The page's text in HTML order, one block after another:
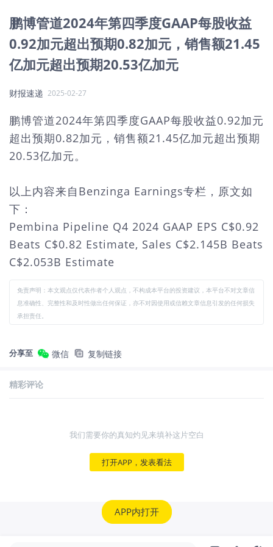
鹏博管道2024年第四季度GAAP每股收益
0.92加元超出预期0.82加元，销售额21.45
亿加元超出预期20.53亿加元
财报速递 2025-02-27
鹏博管道2024年第四季度GAAP每股收益0.92加元
超出预期0.82加元，销售额21.45亿加元超出预期
20.53亿加元。
以上内容来自Benzinga Earnings专栏，原文如
下：
Pembina Pipeline Q4 2024 GAAP EPS C$0.92
Beats C$0.82 Estimate, Sales C$2.145B Beats
C$2.053B Estimate
免责声明：本文观点仅代表作者个人观点，不构成本平台的投资建议，本平台不对文章信
息准确性、完整性和及时性做出任何保证，亦不对因使用或信赖文章信息引发的任何损失
承担责任。
分享至 微信 复制链接
精彩评论
我们需要你的真知灼见来填补这片空白
打开APP，发表看法
APP内打开